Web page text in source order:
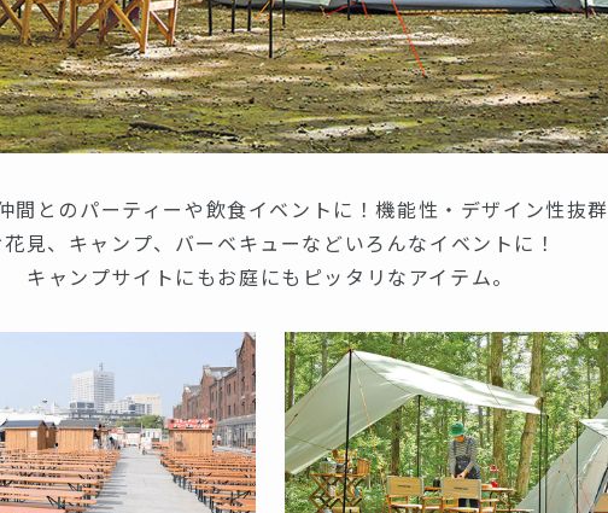
間とのパーティーや飲食イベントに！機能性・デザイン性抜群
見、キャンプ、バーベキューなどいろんなイベントに！
キャンプサイトにもお庭にもピッタリなアイテム。